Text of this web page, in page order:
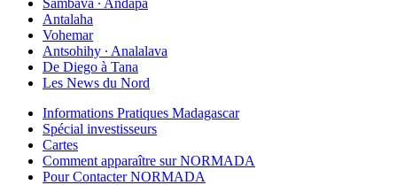
Sambava ∙ Andapa
Antalaha
Vohemar
Antsohihy ∙ Analalava
De Diego à Tana
Les News du Nord
Informations Pratiques Madagascar
Spécial investisseurs
Cartes
Comment apparaître sur NORMADA
Pour Contacter NORMADA